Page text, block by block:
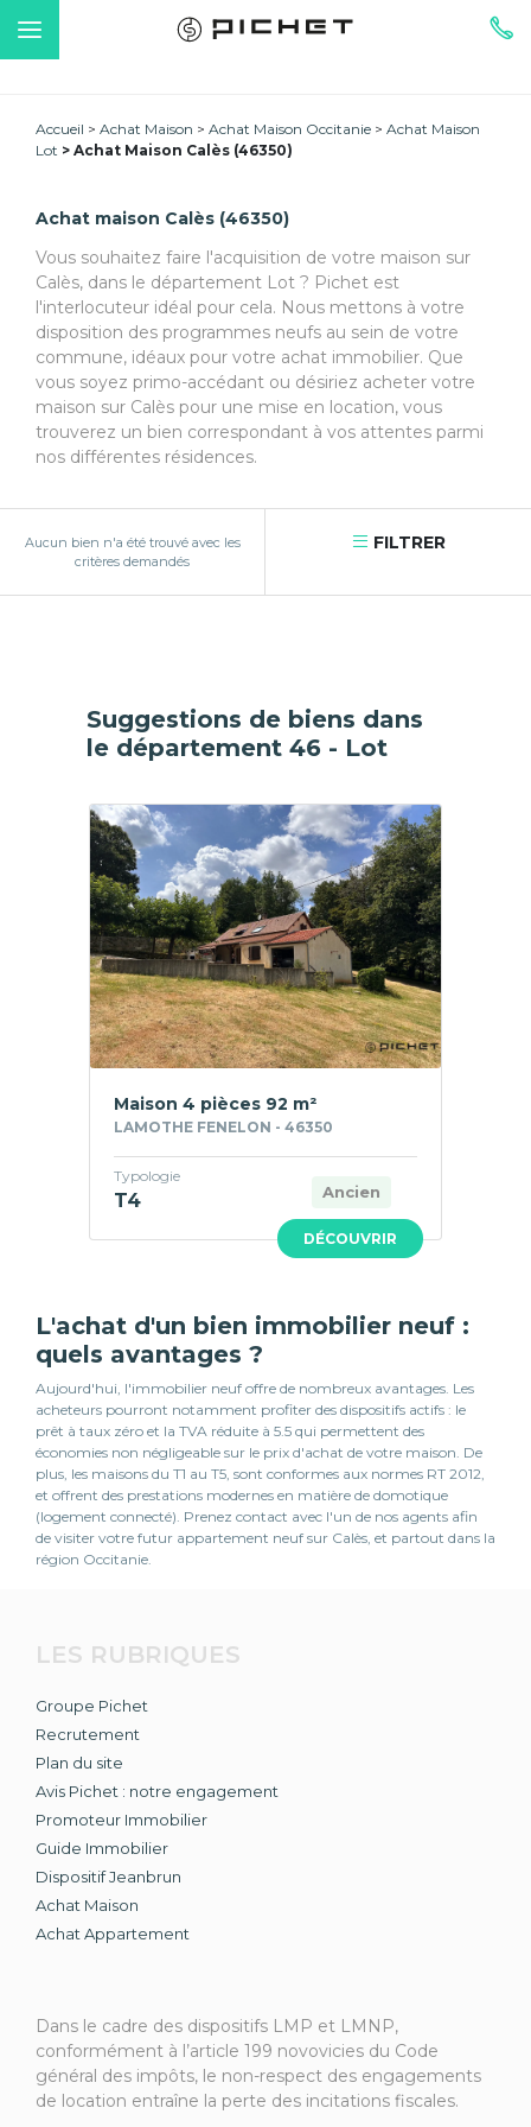
Accueil Achat Maison Achat Maison Occitanie
Achat Maison
Lot
Achat Maison Calès (46350)
Achat maison Calès (46350)
Vous souhaitez faire l'acquisition de votre maison sur
Calès, dans le département Lot ? Pichet est
l'interlocuteur idéal pour cela. Nous mettons à votre
disposition des programmes neufs au sein de votre
commune, idéaux pour votre achat immobilier. Que
vous soyez primo-accédant ou désiriez acheter votre
maison sur Calès pour une mise en location, vous
trouverez un bien correspondant à vos attentes parmi
nos différentes résidences.
Aucun bien n'a été trouvé avec les
critères demandés
FILTRER
Suggestions de biens dans
le département 46 - Lot
DÉCOUVRIR
Maison 4 pièces 92 m²
LAMOTHE FENELON - 46350
Ancien
Typologie
T4
L'achat d'un bien immobilier neuf :
quels avantages ?
Aujourd'hui, l'immobilier neuf offre de nombreux avantages. Les
acheteurs pourront notamment profiter des dispositifs actifs : le
prêt à taux zéro et la TVA réduite à 5.5 qui permettent des
économies non négligeable sur le prix d'achat de votre maison. De
plus, les maisons du T1 au T5, sont conformes aux normes RT 2012,
et offrent des prestations modernes en matière de domotique
(logement connecté). Prenez contact avec l'un de nos agents afin
de visiter votre futur appartement neuf sur Calès, et partout dans la
région Occitanie.
LES RUBRIQUES
Groupe Pichet
Recrutement
Plan du site
Avis Pichet : notre engagement
Promoteur Immobilier
Guide Immobilier
Dispositif Jeanbrun
Achat Maison
Achat Appartement
Dans le cadre des dispositifs LMP et LMNP,
conformément à l’article 199 novovicies du Code
général des impôts, le non-respect des engagements
de location entraîne la perte des incitations fiscales.